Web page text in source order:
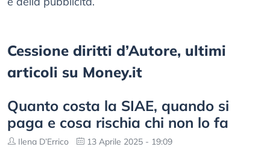
Cessione diritti d’Autore, ultimi
articoli su Money.it
Quanto costa la SIAE, quando si
paga e cosa rischia chi non lo fa
Ilena D’Errico 13 Aprile 2025 - 19:09